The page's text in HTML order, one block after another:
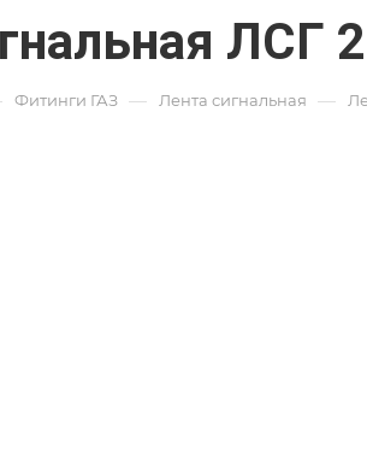
ЛСГ
Фитинги ГАЗ — Лента сигнальная —